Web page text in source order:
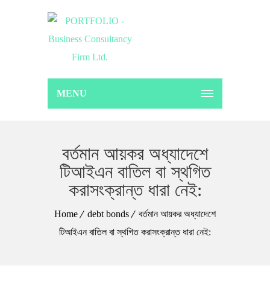
MENU
বর্তমান আয়কর অধ্যাদেশে
টিআইএন বাতিল বা স্থগিত
করাসংক্রান্ত ধারা নেই:
Home debt bonds
বর্তমান আয়কর অধ্যাদেশে
টিআইএন বাতিল বা স্থগিত করাসংক্রান্ত ধারা নেই: